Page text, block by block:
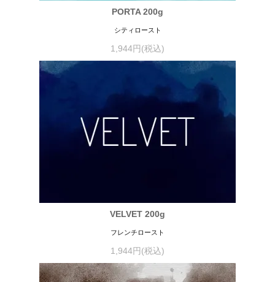
PORTA 200g
シティロースト
1,944円(税込)
VELVET 200g
フレンチロースト
1,944円(税込)